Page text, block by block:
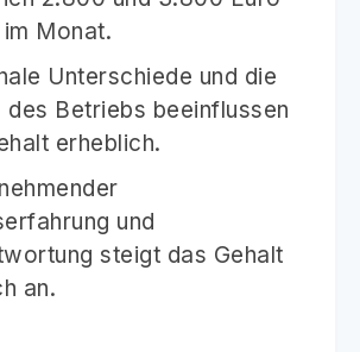
Monat.
Unterschiede und die
des Betriebs beeinflussen
erheblich.
und
steigt das Gehalt
an.